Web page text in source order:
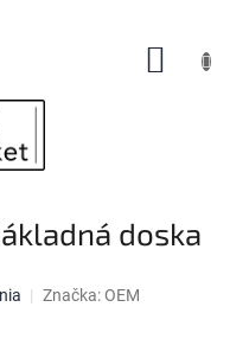
doska
Značka: OEM